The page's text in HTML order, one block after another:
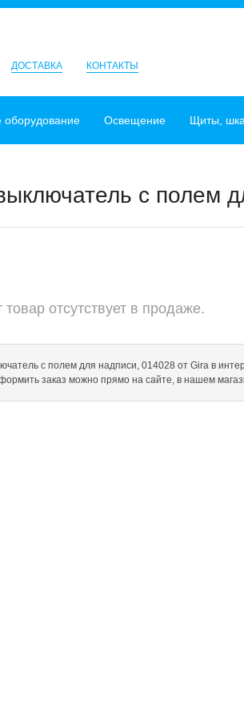
ДОСТАВКА КОНТАКТЫ
оборудование Освещение Щиты,
с полем
отсутствует в продаже.
с полем для надписи, 014028 от Gira в
заказ можно прямо на сайте, в нашем